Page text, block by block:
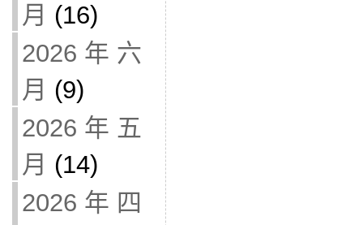
月 (16)
2026 年 六
月 (9)
2026 年 五
月 (14)
2026 年 四